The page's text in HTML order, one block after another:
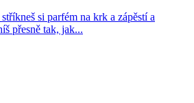
si parfém na krk a zápěstí a
přesně tak, jak...